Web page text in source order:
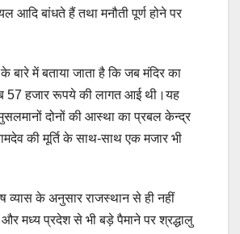
आदि बांधते हैं तथा मनौती पूर्ण होने पर
बारे में बताया जाता है कि जब मंदिर का
57 हजार रूपये की लागत आई थी।यह
दोनों की आस्था का प्रबल केन्द्र
की मूर्ति के साथ-साथ एक मजार भी
व्यास के अनुसार राजस्थान से ही नहीं
और मध्य प्रदेश से भी बड़े पैमाने पर श्रद्धालु